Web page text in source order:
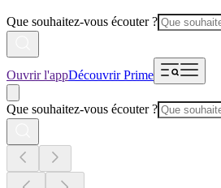
Que souhaitez-vous écouter ?
Ouvrir l'appDécouvrir Prime
Que souhaitez-vous écouter ?